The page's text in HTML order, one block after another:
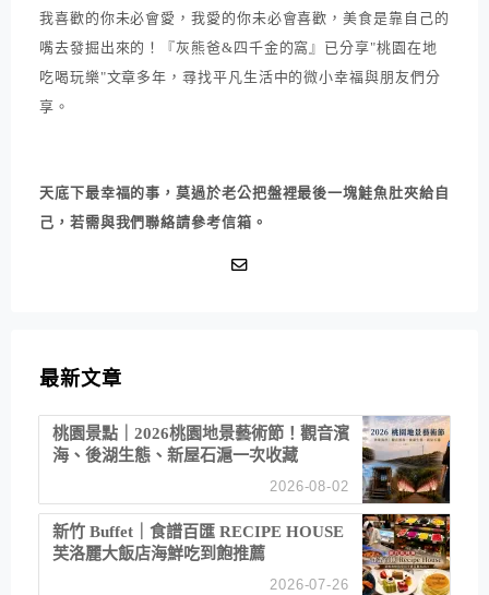
我喜歡的你未必會愛，我愛的你未必會喜歡，美食是靠自己的
嘴去發掘出來的！『灰熊爸&四千金的窩』已分享"桃園在地
吃喝玩樂"文章多年，尋找平凡生活中的微小幸福與朋友們分
享。
天底下最幸福的事，莫過於老公把盤裡最後一塊鮭魚肚夾給自
己，若需與我們聯絡請參考信箱。
最新文章
桃園景點｜2026桃園地景藝術節！觀音濱
海、後湖生態、新屋石滬一次收藏
2026-08-02
新竹 Buffet｜食譜百匯 RECIPE HOUSE
芙洛麗大飯店海鮮吃到飽推薦
2026-07-26